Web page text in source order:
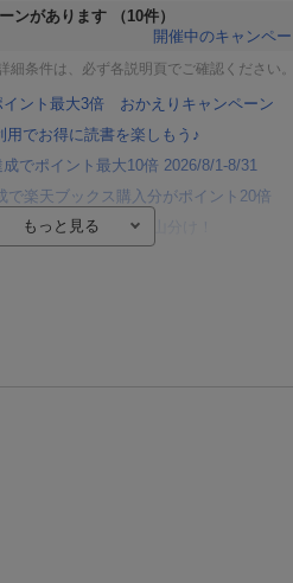
ンがあります
（10件）
開催中のキャンペ
条件は、必ず各説明頁でご確認ください。
イント最大3倍 おかえりキャンペーン
用でお得に読書を楽しもう♪
でポイント最大10倍 2026/8/1-8/31
で楽天ブックス購入分がポイント20倍
成で100万ポイント山分け！